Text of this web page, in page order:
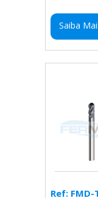
Saiba
Ref: FMD-